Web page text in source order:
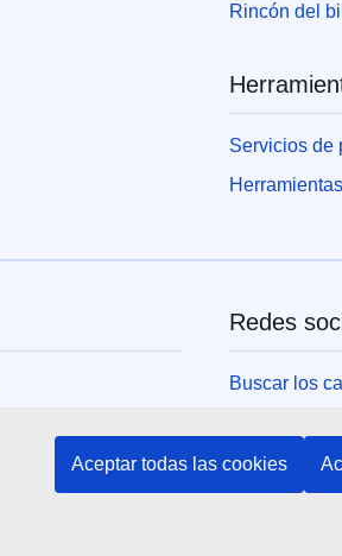
Aceptar todas las cookies
Rincón del
Servicios de
contacto
de la UE
Redes
Buscar los